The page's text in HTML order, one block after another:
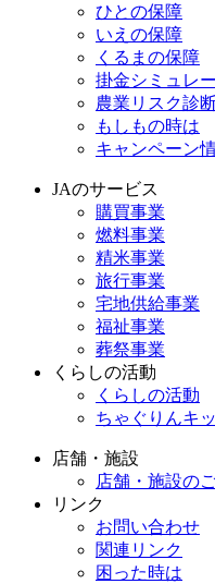
ひとの保障
いえの保障
くるまの保障
掛金シミュレ
農業リスク診
もしもの時は
キャンペーン
JAのサービス
購買事業
燃料事業
精米事業
旅行事業
宅地供給事業
福祉事業
葬祭事業
くらしの活動
くらしの活動
ちゃぐりんキ
店舗・施設
店舗・施設の
リンク
お問い合わせ
関連リンク
困った時は